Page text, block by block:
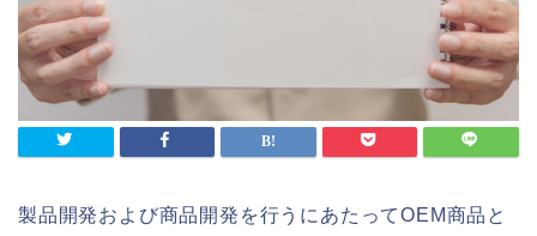
製品開発および商品開発を行うにあたってOEM商品と